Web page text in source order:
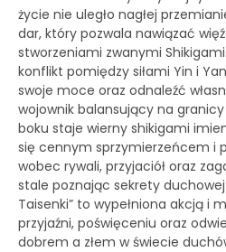
życie nie uległo nagłej
dar, który pozwala nawiązać
stworzeniami zwanymi
konflikt pomiędzy siłami Yin i
swoje moce oraz odnaleźć
wojownik balansujący na
boku staje wierny shikigami
się cennym sprzymierzeńcem i
wobec rywali, przyjaciół oraz
stale poznając sekrety
Taisenki” to wypełniona akcją i
przyjaźni, poświęceniu oraz
dobrem a złem w świecie